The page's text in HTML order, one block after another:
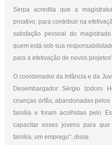
Serpa acredita que a
proativo, para contribuir na
satisfação pessoal do
quem está sob sua
para a efetivação de novos
O coordenador da Infância e da
Desembargador Sérgio Izidoro
crianças órfãs, abandonadas
família e foram acolhidas pelo
capacitar esses jovens para
família, um emprego", disse.